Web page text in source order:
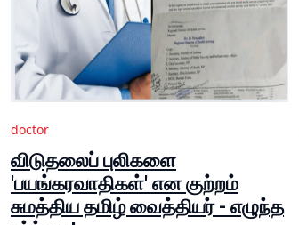
doctor
விடுதலைப் புலிகளை
'பயங்கரவாதிகள்' என குற்றம்
சுமத்திய தமிழ் வைத்தியர் - எழுந்த